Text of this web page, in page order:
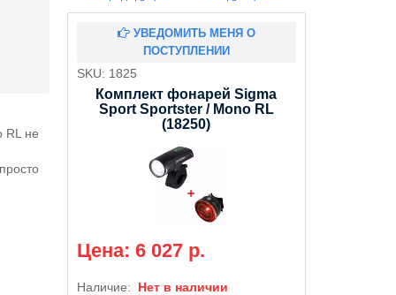
RL не
УВЕДОМИТЬ МЕНЯ О
ПОСТУПЛЕНИИ
SKU: 1825
Комплект фонарей Sigma
Sport Sportster / Mono RL
(18250)
Цена: 6 027 р.
Наличие: Нет в наличии